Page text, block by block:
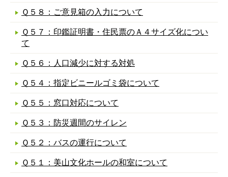
Ｑ５８：ご意見箱の入力について
Ｑ５７：印鑑証明書・住民票のＡ４サイズ化につい
て
Ｑ５６：人口減少に対する対処
Ｑ５４：指定ビニールゴミ袋について
Ｑ５５：窓口対応について
Ｑ５３：防災週間のサイレン
Ｑ５２：バスの運行について
Ｑ５１：美山文化ホールの和室について